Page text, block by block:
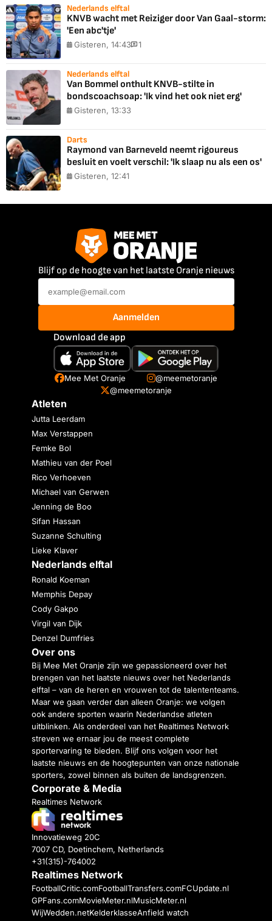
Nederlands elftal
KNVB wacht met Reiziger door Van Gaal-storm:
'Een abc'tje'
Gisteren, 14:43 1
Nederlands elftal
Van Bommel onthult KNVB-stilte in
bondscoachsoap: 'Ik vind het ook niet erg'
Gisteren, 13:33
Darts
Raymond van Barneveld neemt rigoureus
besluit en voelt verschil: 'Ik slaap nu als een os'
Gisteren, 12:41
Blijf op de hoogte van het laatste Oranje nieuws
Aanmelden
Download de app
Mee Met Oranje
@meemetoranje
@meemetoranje
Atleten
Jutta Leerdam
Max Verstappen
Femke Bol
Mathieu van der Poel
Rico Verhoeven
Michael van Gerwen
Jenning de Boo
Sifan Hassan
Suzanne Schulting
Lieke Klaver
Nederlands elftal
Ronald Koeman
Memphis Depay
Cody Gakpo
Virgil van Dijk
Denzel Dumfries
Over ons
Bij Mee Met Oranje zijn we gepassioneerd over het
brengen van het laatste nieuws over het Nederlands
elftal – van de heren en vrouwen tot de talententeams.
Maar we gaan verder dan alleen Oranje: we volgen
ook andere sporten waarin Nederlandse atleten
uitblinken. Als onderdeel van het Realtimes Network
streven we ernaar jou de meest complete
sportervaring te bieden. Blijf ons volgen voor het
laatste nieuws en de hoogtepunten van onze nationale
sporters, zowel binnen als buiten de landsgrenzen.
Corporate & Media
Realtimes Network
Innovatieweg 20C
7007 CD, Doetinchem, Netherlands
+31(315)-764002
Realtimes Network
FootballCritic.comFootballTransfers.comFCUpdate.nl
GPFans.comMovieMeter.nlMusicMeter.nl
WijWedden.netKelderklasseAnfield watch